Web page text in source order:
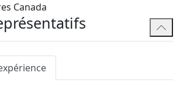
: règlement des
matière d'approvisionnement,
des habilitations de sécurité,
des activités de lobbying
accords de libre-échange,
Canada